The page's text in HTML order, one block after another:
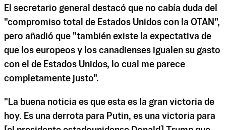
El secretario general destacó que no cabía duda del
"compromiso total de Estados Unidos con la OTAN",
pero añadió que "también existe la expectativa de
que los europeos y los canadienses igualen su gasto
con el de Estados Unidos, lo cual me parece
completamente justo".
"La buena noticia es que esta es la gran victoria de
hoy. Es una derrota para Putin, es una victoria para